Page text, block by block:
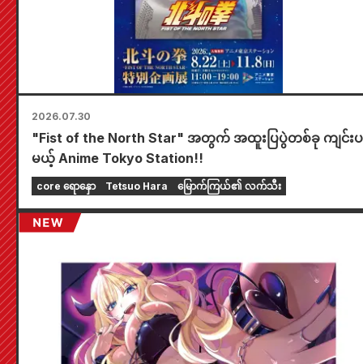
2026.07.30
"Fist of the North Star" အတွက် အထူးပြပွဲတစ်ခု ကျင်းပ
မယ့် Anime Tokyo Station!!
core ရောနှော Tetsuo Hara မြောက်ကြယ်၏ လက်သီး